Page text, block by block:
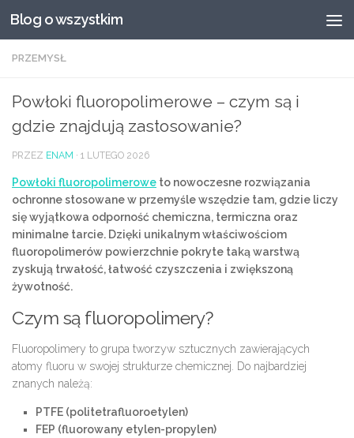
Przeskocz do treści
Blog o wszystkim
PRZEMYSŁ
Powłoki fluoropolimerowe – czym są i
gdzie znajdują zastosowanie?
PRZEZ ENAM · 1 LUTEGO 2026
Powłoki fluoropolimerowe to nowoczesne rozwiązania
ochronne stosowane w przemyśle wszędzie tam, gdzie liczy
się wyjątkowa odporność chemiczna, termiczna oraz
minimalne tarcie. Dzięki unikalnym właściwościom
fluoropolimerów powierzchnie pokryte taką warstwą
zyskują trwałość, łatwość czyszczenia i zwiększoną
żywotność.
Czym są fluoropolimery?
Fluoropolimery to grupa tworzyw sztucznych zawierających
atomy fluoru w swojej strukturze chemicznej. Do najbardziej
znanych należą:
PTFE (politetrafluoroetylen)
FEP (fluorowany etylen-propylen)